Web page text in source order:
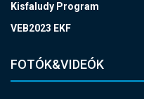
Kisfaludy Program
VEB2023 EKF
FOTÓK&VIDEÓK